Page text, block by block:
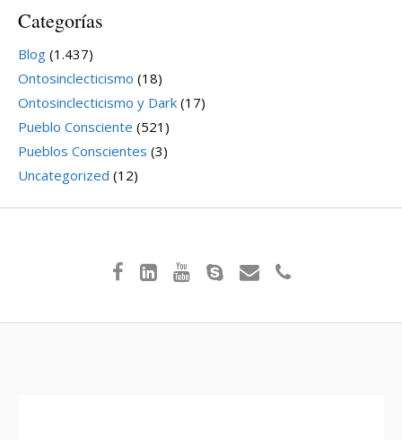
Categorías
Blog (1.437)
Ontosinclecticismo (18)
Ontosinclecticismo y Dark (17)
Pueblo Consciente (521)
Pueblos Conscientes (3)
Uncategorized (12)